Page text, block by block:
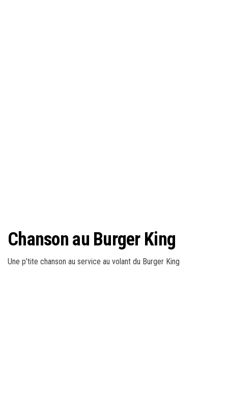
Chanson au Burger King
Une p’tite chanson au service au volant du Burger King